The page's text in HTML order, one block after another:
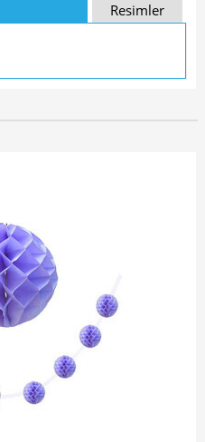
Resimler